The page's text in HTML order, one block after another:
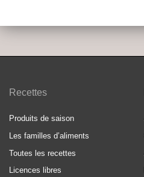
Recettes
Produits de saison
Les familles d’aliments
Toutes les recettes
Licences libres